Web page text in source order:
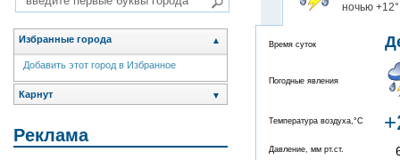
Избранные города ▲
Добавить этот город в Избранное
Карнут ▼
Реклама
ночью +12°
Время суток
Погодные явления
Температура воздуха,°C
Давление, мм рт.ст.